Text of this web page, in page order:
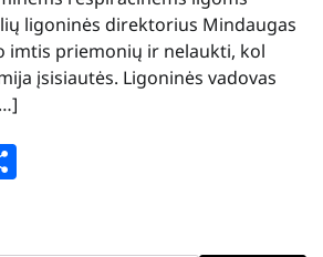
ligoninės direktorius Mindaugas
imtis priemonių ir nelaukti, kol
įsisiautės. Ligoninės vadovas